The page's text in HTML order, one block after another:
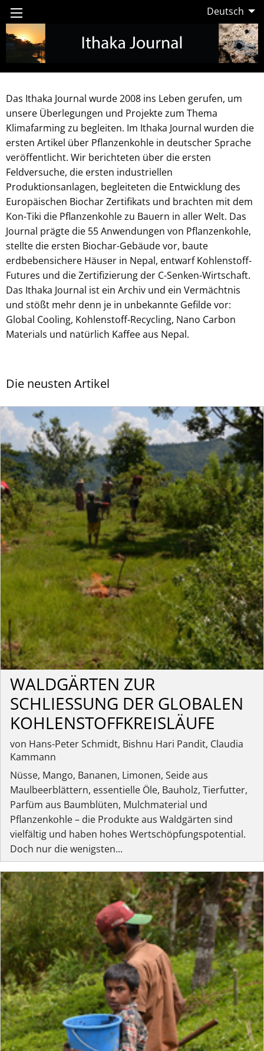
Deutsch
Das Ithaka Journal wurde 2008 ins Leben gerufen, um
unsere Überlegungen und Projekte zum Thema
Klimafarming zu begleiten. Im Ithaka Journal wurden die
ersten Artikel über Pflanzenkohle in deutscher Sprache
veröffentlicht. Wir berichteten über die ersten
Feldversuche, die ersten industriellen
Produktionsanlagen, begleiteten die Entwicklung des
Europäischen Biochar Zertifikats und brachten mit dem
Kon-Tiki die Pflanzenkohle zu Bauern in aller Welt. Das
Journal prägte die 55 Anwendungen von Pflanzenkohle,
stellte die ersten Biochar-Gebäude vor, baute
erdbebensichere Häuser in Nepal, entwarf Kohlenstoff-
Futures und die Zertifizierung der C-Senken-Wirtschaft.
Das Ithaka Journal ist ein Archiv und ein Vermächtnis
und stößt mehr denn je in unbekannte Gefilde vor:
Global Cooling, Kohlenstoff-Recycling, Nano Carbon
Materials und natürlich Kaffee aus Nepal.
Die neusten Artikel
WALDGÄRTEN ZUR
SCHLIESSUNG DER GLOBALEN K
OHLENSTOFFKREISLÄUFE
von Hans-Peter Schmidt, Bishnu Hari Pandit, Claudia
Kammann
Nüsse, Mango, Bananen, Limonen, Seide aus
Maulbeerblättern, essentielle Öle, Bauholz, Tierfutter,
Parfüm aus Baumblüten, Mulchmaterial und
Pflanzenkohle – die Produkte aus Waldgärten sind
vielfältig und haben hohes Wertschöpfungspotential.
Doch nur die wenigsten...